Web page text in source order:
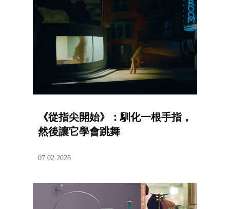
《從指尖開始》：馴化一根手指，
然後讓它學會跳舞
07.02.2025